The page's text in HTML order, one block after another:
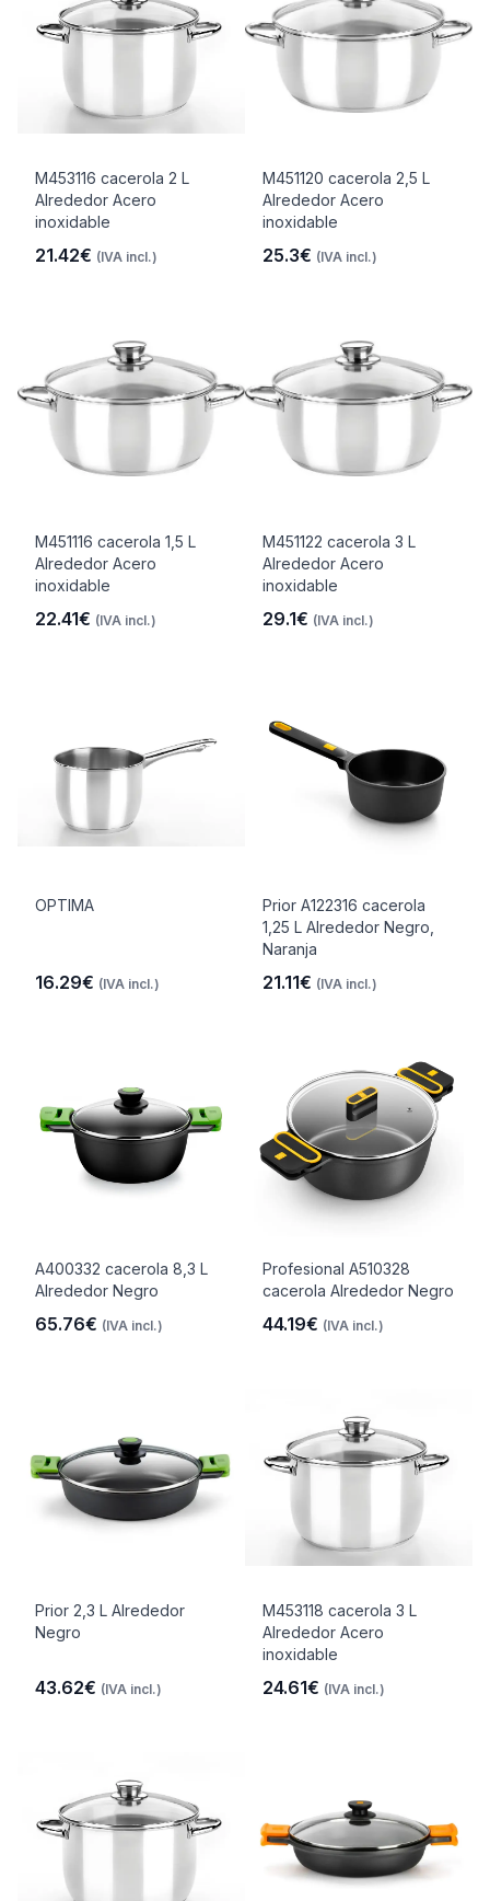
M453116 cacerola 2 L
Alrededor Acero
inoxidable
21.42€ (IVA incl.)
M451120 cacerola 2,5 L
Alrededor Acero
inoxidable
25.3€ (IVA incl.)
M451116 cacerola 1,5 L
Alrededor Acero
inoxidable
22.41€ (IVA incl.)
M451122 cacerola 3 L
Alrededor Acero
inoxidable
29.1€ (IVA incl.)
OPTIMA
16.29€ (IVA incl.)
Prior A122316 cacerola
1,25 L Alrededor Negro,
Naranja
21.11€ (IVA incl.)
A400332 cacerola 8,3 L
Alrededor Negro
65.76€ (IVA incl.)
Profesional A510328
cacerola Alrededor Negro
44.19€ (IVA incl.)
Prior 2,3 L Alrededor
Negro
43.62€ (IVA incl.)
M453118 cacerola 3 L
Alrededor Acero
inoxidable
24.61€ (IVA incl.)